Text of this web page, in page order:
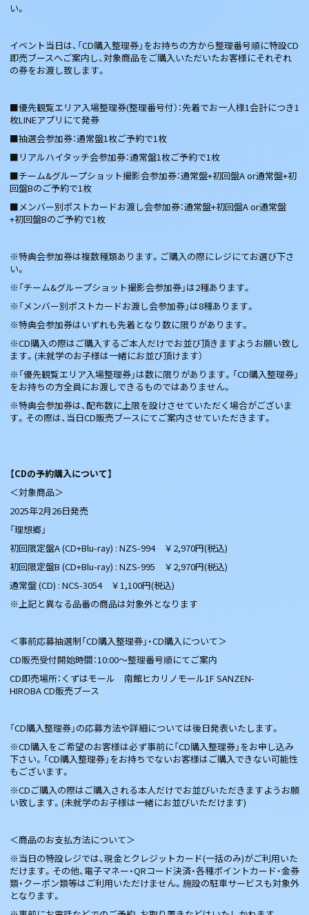
い。
イベント当日は、「CD購入整理券」をお持ちの方から整理番号順に特設CD
即売ブースへご案内し、対象商品をご購入いただいたお客様にそれぞれ
の券をお渡し致します。
■優先観覧エリア入場整理券(整理番号付）：先着でお一人様1会計につき1
枚LINEアプリにて発券
■抽選会参加券：通常盤1枚ご予約で1枚
■リアルハイタッチ会参加券：通常盤1枚ご予約で1枚
■チーム&グループショット撮影会参加券：通常盤+初回盤A or通常盤+初
回盤Bのご予約で1枚
■メンバー別ポストカードお渡し会参加券：通常盤+初回盤A or通常盤
+初回盤Bのご予約で1枚
※特典会参加券は複数種類あります。ご購入の際にレジにてお選び下さ
い。
※「チーム&グループショット撮影会参加券」は2種あります。
※「メンバー別ポストカードお渡し会参加券」は8種あります。
※特典会参加券はいずれも先着となり数に限りがあります。
※CD購入の際はご購入するご本人だけでお並び頂きますようお願い致し
ます。(未就学のお子様は一緒にお並び頂けます）
※「優先観覧エリア入場整理券」は数に限りがあります。「CD購入整理券」
をお持ちの方全員にお渡しできるものではありません。
※特典会参加券は、配布数に上限を設けさせていただく場合がございま
す。その際は、当日CD販売ブースにてご案内させていただきます。
【CDの予約購入について】
＜対象商品＞
2025年2月26日発売
「理想郷」
初回限定盤A (CD+Blu-ray) : NZS-994 ￥2,970円(税込)
初回限定盤B (CD+Blu-ray) : NZS-995 ￥2,970円(税込)
通常盤 (CD) : NCS-3054 ￥1,100円(税込)
※上記と異なる品番の商品は対象外となります
＜事前応募抽選制「CD購入整理券」・CD購入について＞
CD販売受付開始時間：10:00〜整理番号順にてご案内
CD即売場所：くずはモール 南館ヒカリノモール1F SANZEN-
HIROBA CD販売ブース
「CD購入整理券」の応募方法や詳細については後日発表いたします。
※CD購入をご希望のお客様は必ず事前に「CD購入整理券」をお申し込み
下さい。「CD購入整理券」をお持ちでないお客様はご購入できない可能性
もございます。
※CDご購入の際はご購入される本人だけでお並びいただきますようお願
い致します。(未就学のお子様は一緒にお並びいただけます)
＜商品のお支払方法について＞
※当日の特設レジでは、現金とクレジットカード(一括のみ)がご利用いた
だけます。その他、電子マネー・QRコード決済・各種ポイントカード・金券
類・クーポン類等はご利用いただけません。施設の駐車サービスも対象外
となります。